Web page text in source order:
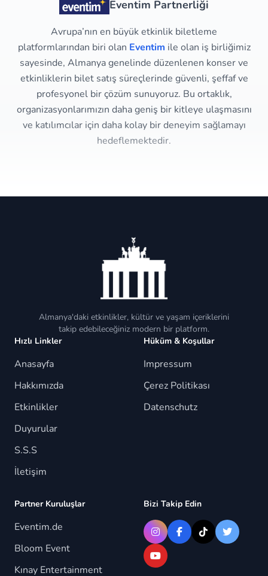
Eventim Partnerliği
Avrupa’nın en büyük etkinlik biletleme
platformlarından biri olan Eventim ile olan iş birliğimiz
sayesinde, Almanya genelinde düzenlenen konser ve
etkinliklerin bilet satış süreçlerinde güvenli, şeffaf ve
profesyonel bir çözüm sunuyoruz. Bu ortaklık,
organizasyonlarımızın daha geniş bir kitleye ulaşmasını
ve katılımcılar için daha kolay bir deneyim sağlamayı
hedeflemektedir.
Almanya'da yaşam, etkinlikler ve kültürel içerikler
için bizi takip edin!
Instagram'da Takip Et
Instagram ve TikTok hesaplarımızda Almanya'daki
yaşamdan etkinliklere kadar birçok içeriği paylaşıyoruz.
EVENTIM PARTNERIYIZ!
Almanya'daki etkinlikler, kültür ve yaşam içeriklerini
takip edebileceğiniz modern bir platform.
Hızlı Linkler
Anasayfa
Hakkımızda
Etkinlikler
Duyurular
S.S.S
İletişim
Hüküm & Koşullar
Impressum
Çerez Politikası
Datenschutz
Partner Kuruluşlar
Eventim.de
Bloom Event
Kınay Entertainment
Bizi Takip Edin